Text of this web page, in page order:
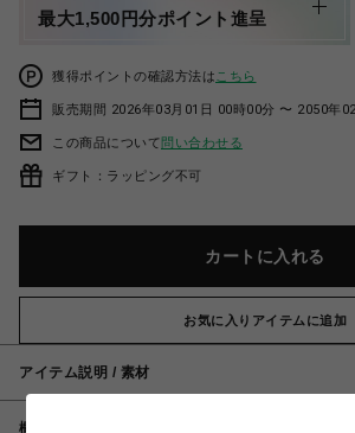
最大1,500円分ポイント進呈
獲得ポイントの確認方法は こちら
販売期間 2026年03月01日 00時00分 〜 2050年
この商品について問い合わせる
ギフト：ラッピング不可
カートに入れる
お気に入りアイテムに追加
アイテム説明 / 素材
概要